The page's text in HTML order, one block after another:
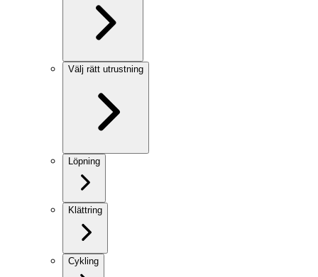
Välj rätt utrustning
Löpning
Klättring
Cykling